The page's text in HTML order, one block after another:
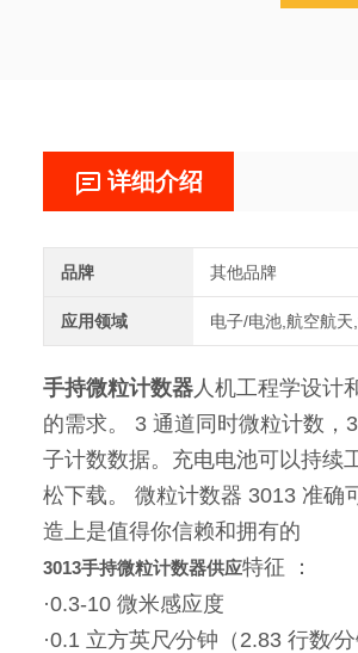
详细介绍
品牌 其他品牌
应用领域 电子/电池,航空航
手持微粒计数器人机工程学设计
的需求。 3 通道同时微粒计数
子计数数据。充电电池可以持续
松下载。 微粒计数器 3013 准确
造上是值得你信赖和拥有的
3013手持微粒计数器供应特征 ：
·0.3-10 微米感应度
·0.1 立方英尺∕分钟（2.83 行数∕